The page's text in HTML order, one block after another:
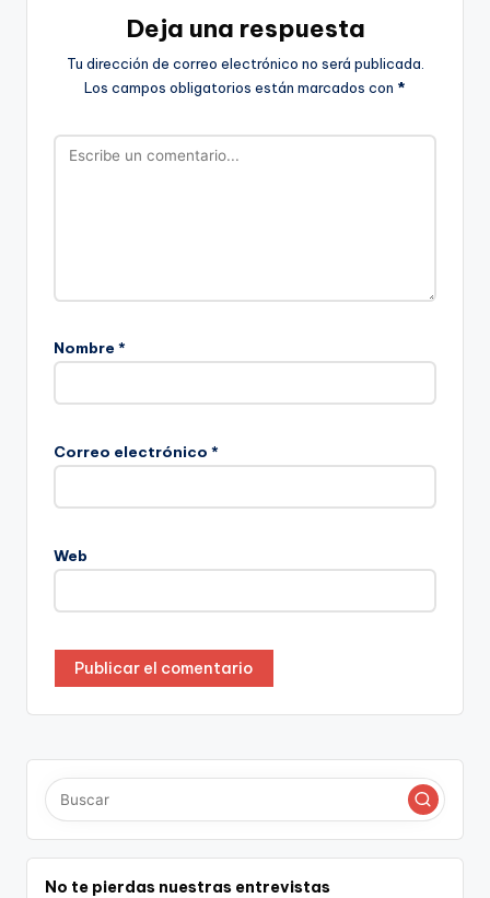
Deja una respuesta
Tu dirección de correo electrónico no será publicada.
Los campos obligatorios están marcados con *
Nombre *
Correo electrónico *
Web
No te pierdas nuestras entrevistas